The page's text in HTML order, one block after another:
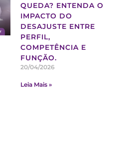
QUEDA? ENTENDA O
IMPACTO DO
DESAJUSTE ENTRE
PERFIL,
COMPETÊNCIA E
FUNÇÃO.
20/04/2026
Leia Mais »